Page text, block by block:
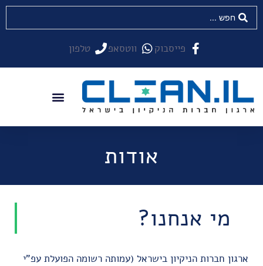
פייסבוק ווטסאפ טלפון
אודות
מי אנחנו?
ארגון חברות הניקיון בישראל (עמותה רשומה הפועלת עפ"י